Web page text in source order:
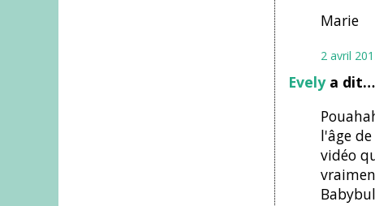
Marie
2 avril
Evelya dit…
l'âge
vidéo